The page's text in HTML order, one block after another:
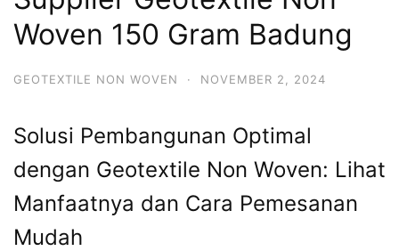
Woven 150 Gram Badung
GEOTEXTILE NON WOVEN · NOVEMBER 2, 2024
Solusi Pembangunan Optimal
dengan Geotextile Non Woven: Lihat
Manfaatnya dan Cara Pemesanan
Mudah